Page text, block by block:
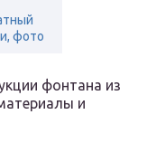
фото
фонтана из
и